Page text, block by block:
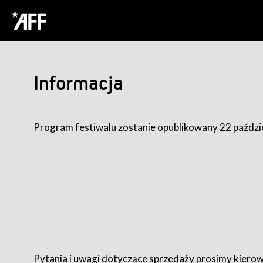
Informacja
Program festiwalu zostanie opublikowany 22
Pytania i uwagi dotyczące sprzedaży prosimy